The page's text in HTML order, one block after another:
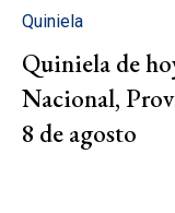
Quiniela
Quiniela de
Nacional,
8 de agosto